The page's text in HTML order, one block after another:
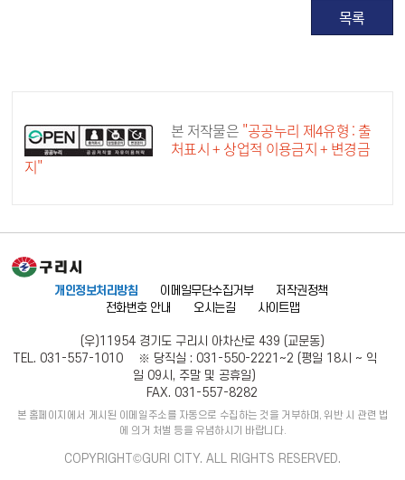
목록
본 저작물은 "공공누리 제4유형 : 출
처표시 + 상업적 이용금지 + 변경금
지"
개인정보처리방침 이메일무단수집거부
저작권정책
전화번호 안내
오시는길 사이트맵
(우)11954 경기도 구리시 아차산로 439 (교문동)
TEL. 031-557-1010 ※ 당직실 : 031-550-2221~2 (평일 18시 ~ 익
일 09시, 주말 및 공휴일)
FAX. 031-557-8282
본 홈페이지에서 게시된 이메일주소를 자동으로 수집하는 것을 거부하며, 위반 시 관련 법
에 의거 처벌 등을 유념하시기 바랍니다.
COPYRIGHT©GURI CITY. ALL RIGHTS RESERVED.